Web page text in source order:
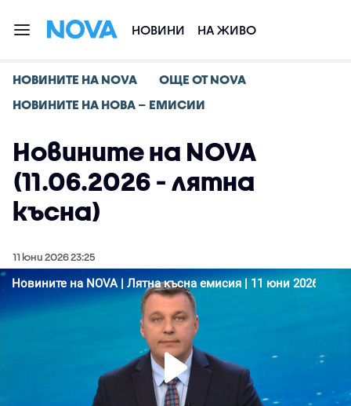
НОВИНИ НА ЖИВО
НОВИНИТЕ НА NOVA
ОЩЕ ОТ NOVA
НОВИНИТЕ НА НОВА – ЕМИСИИ
Новините на NOVA
(11.06.2026 - лятна
късна)
11 юни 2026 23:25